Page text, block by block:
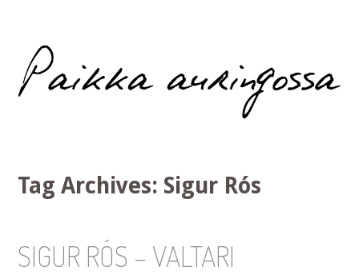
Paikka auringossa
Tag Archives: Sigur Rós
SIGUR RÓS – VALTARI